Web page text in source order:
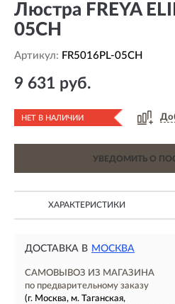
Люстра FREYA
05CH
Артикул: FR5016PL-05CH
9 631 руб.
НЕТ В НАЛИЧИИ
УВЕДОМИТЬ О
ХАРАКТЕРИСТИКИ
ДОСТАВКА В МОСКВА
САМОВЫВОЗ ИЗ МАГАЗИНА
по предварительному заказу
(г. Москва, м. Таганская,